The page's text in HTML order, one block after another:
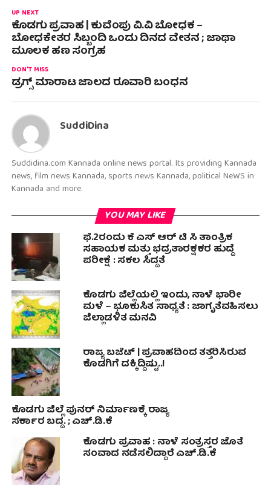
UP NEXT
ಕೊಡಗು ಪ್ರವಾಹ | ಕುವೆಂಪು ವಿ.ವಿ ಬೋಧಕ –
ಬೋಧಕೇತರ ಸಿಬ್ಬಂದಿ ಒಂದು ದಿನದ ವೇತನ ; ಜಾಥಾ
ಮೂಲಕ ಹಣ ಸಂಗ್ರಹ
DON'T MISS
ಡ್ರಗ್ಸ್ ಮಾರಾಟ ಜಾಲದ ರೂವಾರಿ ಬಂಧನ
SuddiDina
Suddidina.com Kannada online news portal. Its providing Kannada
news, film news Kannada, sports news Kannada, political NeWS in
Kannada and more.
YOU MAY LIKE
ಫೆ.2ರಂದು ಕೆ ಎಸ್‍ ಆರ್ ಟಿ ಸಿ ತಾಂತ್ರಿಕ
ಸಹಾಯಕ ಮತ್ತು ಭದ್ರತಾರಕ್ಷಕರ ಹುದ್ದೆ
ಪರೀಕ್ಷೆ : ಸಕಲ ಸಿದ್ದತೆ
ಕೊಡಗು ಜಿಲ್ಲೆಯಲ್ಲಿ ಇಂದು, ನಾಳೆ ಭಾರೀ
ಮಳೆ – ಭೂಕುಸಿತ ಸಾಧ್ಯತೆ : ಜಾಗೃತೆವಹಿಸಲು
ಜಿಲ್ಲಾಡಳಿತ ಮನವಿ
ರಾಜ್ಯ ಬಜೆಟ್ | ಪ್ರವಾಹದಿಂದ ತತ್ತರಿಸಿರುವ
ಕೊಡಗಿಗೆ ದಕ್ಕಿದ್ದಿಷ್ಟು..!
ಕೊಡಗು ಜಿಲ್ಲೆ ಪುನರ್ ನಿರ್ಮಾಣಕ್ಕೆ ರಾಜ್ಯ
ಸರ್ಕಾರ ಬದ್ದ. ; ಎಚ್.ಡಿ.ಕೆ
ಕೊಡಗು ಪ್ರವಾಹ : ನಾಳೆ ಸಂತ್ರಸ್ತರ ಜೊತೆ
ಸಂವಾದ ನಡೆಸಲಿದ್ದಾರೆ ಎಚ್.ಡಿ.ಕೆ